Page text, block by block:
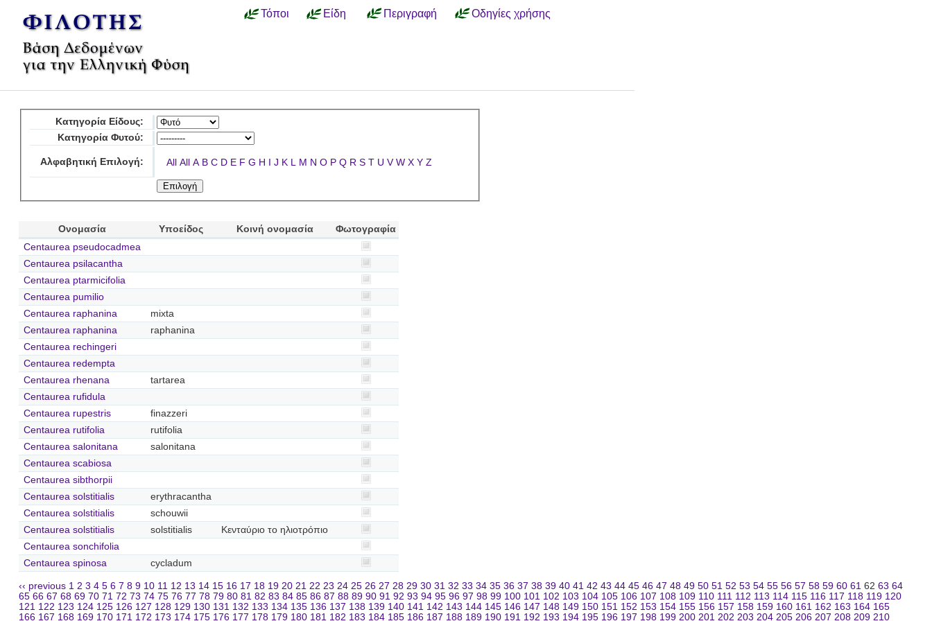
Τόποι Είδη Περιγραφή Οδηγίες χρήσης
Κατηγορία Είδους:
Κατηγορία Φυτού:
Αλφαβητική Επιλογή: All All A B C D E F G H I J K L M N O P Q R S T U V W X Y Z
Ονομασία Υποείδος Κοινή ονομασία
Φωτογραφία
Centaurea pseudocadmea
Centaurea psilacantha
Centaurea ptarmicifolia
Centaurea pumilio
Centaurea raphanina
mixta
Centaurea raphanina
raphanina
Centaurea rechingeri
Centaurea redempta
Centaurea rhenana
tartarea
Centaurea rufidula
Centaurea rupestris
finazzeri
Centaurea rutifolia
rutifolia
Centaurea salonitana
salonitana
Centaurea scabiosa
Centaurea sibthorpii
Centaurea solstitialis
erythracantha
Centaurea solstitialis
schouwii
Centaurea solstitialis
solstitialis
Κενταύριο το ηλιοτρόπιο
Centaurea sonchifolia
Centaurea spinosa
cycladum
‹‹ previous 1 2 3 4 5 6 7 8 9 10 11 12 13 14 15 16 17 18 19 20 21 22 23 24 25 26 27 28 29 30 31 32 33 34 35 36 37 38 39 40 41 42 43 44 45 46 47 48 49 50 51 52 53 54 55 56 57 58 59 60 61 62 63 64
65 66 67 68 69 70 71 72 73 74 75 76 77 78 79 80 81 82 83 84 85 86 87 88 89 90 91 92 93 94 95 96 97 98 99 100 101 102 103 104 105 106 107 108 109 110 111 112 113 114 115 116 117 118 119 120
121 122 123 124 125 126 127 128 129 130 131 132 133 134 135 136 137 138 139 140 141 142 143 144 145 146 147 148 149 150 151 152 153 154 155 156 157 158 159 160 161 162 163 164 165
166 167 168 169 170 171 172 173 174 175 176 177 178 179 180 181 182 183 184 185 186 187 188 189 190 191 192 193 194 195 196 197 198 199 200 201 202 203 204 205 206 207 208 209 210